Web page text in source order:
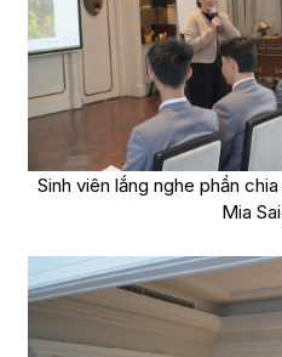
Sinh viên lắng nghe phần
Mia